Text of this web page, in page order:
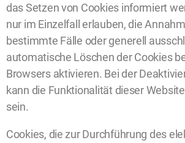
das Setzen von Cookies informiert
nur im Einzelfall erlauben, die
bestimmte Fälle oder generell
automatische Löschen der Cookies
Browsers aktivieren. Bei der
kann die Funktionalität dieser
sein.
Cookies, die zur Durchführung des